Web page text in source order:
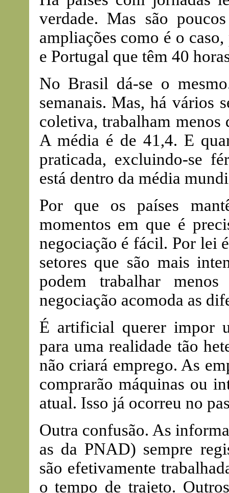
verdade. Mas são
ampliações como é o
e Portugal que têm 40
No Brasil dá-se o
semanais. Mas, há vários
coletiva, trabalham
A média é de 41,4. E
praticada, excluindo-se
está dentro da média
Por que os países
momentos em que é
negociação é fácil. Por lei
setores que são mais
podem trabalhar
negociação acomoda as
É artificial querer impor
para uma realidade tão
não criará emprego. As
comprarão máquinas ou
atual. Isso já ocorreu no
Outra confusão. As
as da PNAD) sempre
são efetivamente
o tempo de trajeto.